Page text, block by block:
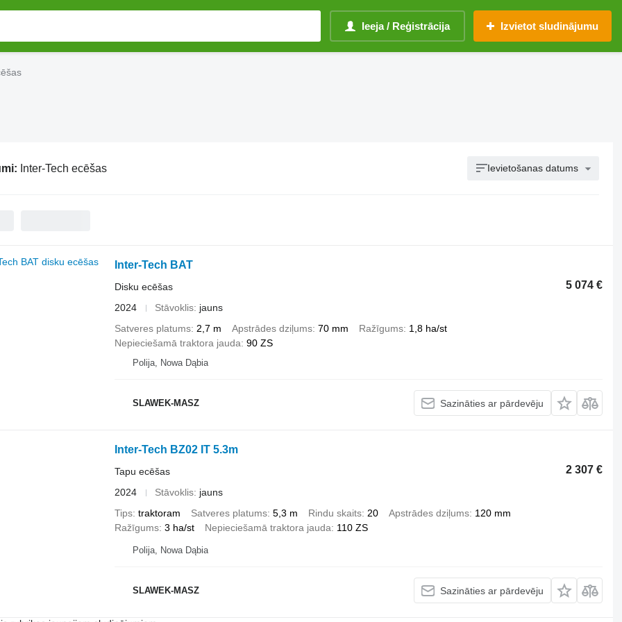
Ieeja / Reģistrācija Izvietot sludinājumu
Inter-Tech ecēšas Ievietošanas datums
Inter-Tech BAT
5 074 €
Disku ecēšas
2024
Stāvoklis jauns
Satveres platums 2,7 m Apstrādes dziļums 70 mm Ražīgums 1,8 ha/st
Nepieciešamā traktora jauda 90 ZS
Polija, Nowa Dąbia
SLAWEK-MASZ Sazināties ar pārdevēju
Inter-Tech BZ02 IT 5.3m
2 307 €
Tapu ecēšas
2024
Stāvoklis jauns
Tips traktoram Satveres platums 5,3 m Rindu skaits 20 Apstrādes dziļums 120 mm
Ražīgums 3 ha/st Nepieciešamā traktora jauda 110 ZS
Polija, Nowa Dąbia
SLAWEK-MASZ Sazināties ar pārdevēju